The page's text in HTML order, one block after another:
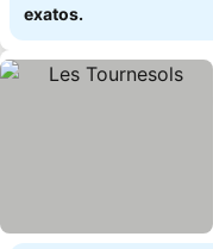
exatos.